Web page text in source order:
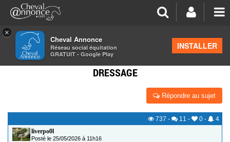
×
Cheval Annonce
Réseau social équitation
GRATUIT - Google Play
INSTALLER
>Formations équestres
CHERCHE ENSEIGNANT/ÉCURIE POUR GALOP 7
DRESSAGE
Répondre au sujet
737 - 11 - 0 -
4
liverpo0l
Posté le 25/05/2026 à 11h16